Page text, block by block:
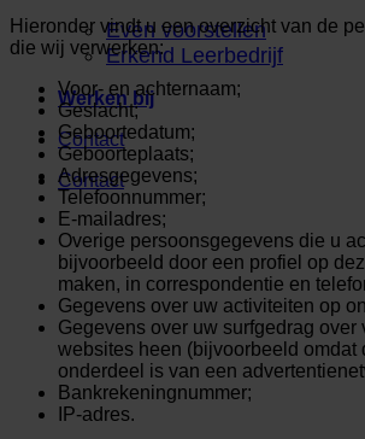
Even voorstellen
Erkend Leerbedrijf
Werken bij
Contact
Contact
Hieronder vindt u een overzicht van de
die wij verwerken:
Voor- en achternaam;
Geslacht;
Geboortedatum;
Geboorteplaats;
Adresgegevens;
Telefoonnummer;
E-mailadres;
Overige persoonsgegevens die u
bijvoorbeeld door een profiel op
maken, in correspondentie en
Gegevens over uw activiteiten op
Gegevens over uw surfgedrag over
websites heen (bijvoorbeeld omdat
onderdeel is van een
Bankrekeningnummer;
IP-adres.